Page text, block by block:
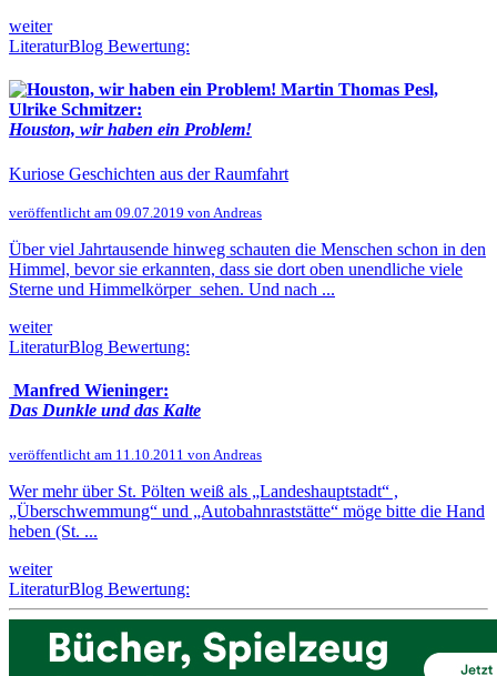
weiter
LiteraturBlog Bewertung:
Martin Thomas Pesl,
Ulrike Schmitzer:
Houston, wir haben ein Problem!
Kuriose Geschichten aus der Raumfahrt
veröffentlicht am 09.07.2019 von Andreas
Über viel Jahrtausende hinweg schauten die Menschen schon in den
Himmel, bevor sie erkannten, dass sie dort oben unendliche viele
Sterne und Himmelkörper sehen. Und nach ...
weiter
LiteraturBlog Bewertung:
Manfred Wieninger:
Das Dunkle und das Kalte
veröffentlicht am 11.10.2011 von Andreas
Wer mehr über St. Pölten weiß als „Landeshauptstadt“ ,
„Überschwemmung“ und „Autobahnraststätte“ möge bitte die Hand
heben (St. ...
weiter
LiteraturBlog Bewertung: